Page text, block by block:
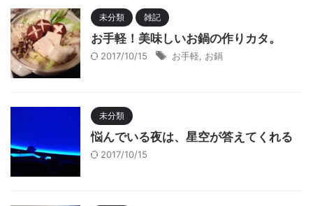
未分類 雑記
お手軽！美味しいお鍋の作りカタ。
2017/10/15 お手軽 お鍋
未分類
悩んでいる夜は、星空が答えてくれる
2017/10/15